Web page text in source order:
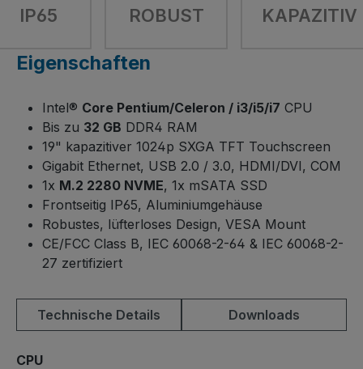
IP65 ROBUST KAPAZITIV
Eigenschaften
Intel® Core Pentium/Celeron / i3/i5/i7 CPU
Bis zu 32 GB DDR4 RAM
19" kapazitiver 1024p SXGA TFT Touchscreen
Gigabit Ethernet, USB 2.0 / 3.0, HDMI/DVI, COM
1x M.2 2280 NVME, 1x mSATA SSD
Frontseitig IP65, Aluminiumgehäuse
Robustes, lüfterloses Design, VESA Mount
CE/FCC Class B, IEC 60068-2-64 & IEC 60068-2-
27 zertifiziert
Technische Details Downloads
CPUauswählen